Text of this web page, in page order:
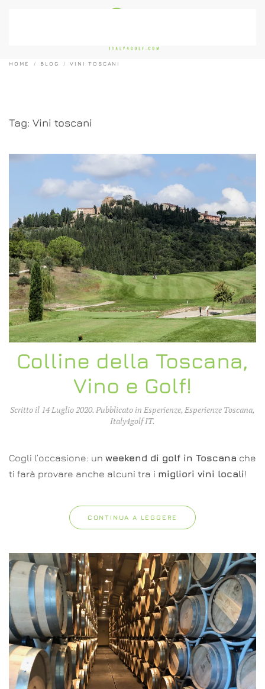
HOME BLOG VINI TOSCANI
Tag: Vini toscani
Colline della Toscana,
Vino e Golf!
Scritto il 14 Luglio 2020. Pubblicato in Esperienze,Esperienze Toscana,
Italy4golf IT.
Cogli l’occasione: un weekend di golf in Toscana che
ti farà provare anche alcuni tra i migliori vini locali!
CONTINUA A LEGGERE